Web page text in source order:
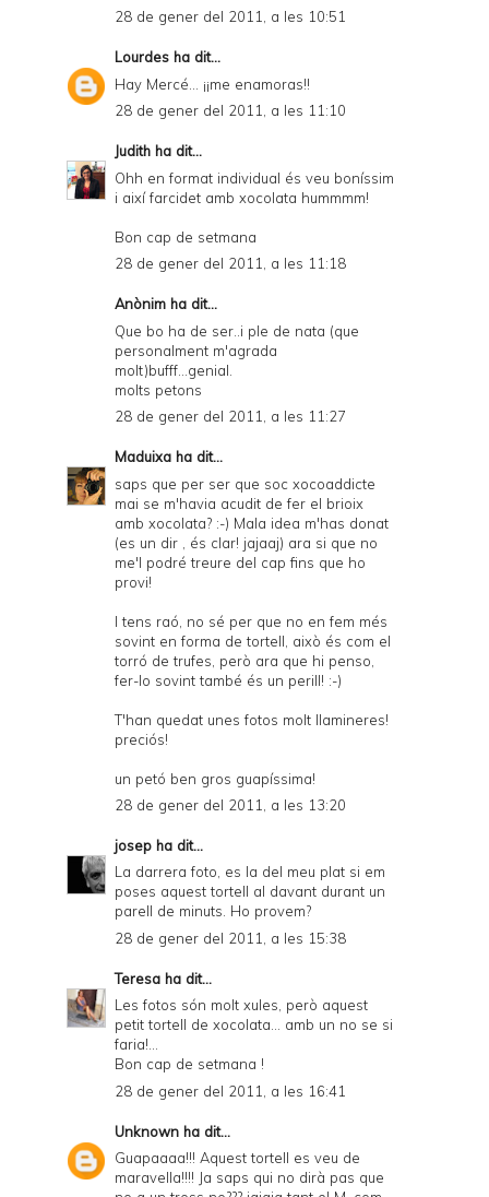
28 de gener del 2011, a les 10:51
Lourdes ha dit...
Hay Mercé... ¡¡me enamoras!!
28 de gener del 2011, a les 11:10
Judith ha dit...
Ohh en format individual és veu boníssim
i així farcidet amb xocolata hummmm!
Bon cap de setmana
28 de gener del 2011, a les 11:18
Anònim ha dit...
Que bo ha de ser..i ple de nata (que
personalment m'agrada
molt)bufff...genial.
molts petons
28 de gener del 2011, a les 11:27
Maduixa ha dit...
saps que per ser que soc xocoaddicte
mai se m'havia acudit de fer el brioix
amb xocolata? :-) Mala idea m'has donat
(es un dir , és clar! jajaaj) ara si que no
me'l podré treure del cap fins que ho
provi!
I tens raó, no sé per que no en fem més
sovint en forma de tortell, això és com el
torró de trufes, però ara que hi penso,
fer-lo sovint també és un perill! :-)
T'han quedat unes fotos molt llamineres!
preciós!
un petó ben gros guapíssima!
28 de gener del 2011, a les 13:20
josep ha dit...
La darrera foto, es la del meu plat si em
poses aquest tortell al davant durant un
parell de minuts. Ho provem?
28 de gener del 2011, a les 15:38
Teresa ha dit...
Les fotos són molt xules, però aquest
petit tortell de xocolata... amb un no se si
faria!...
Bon cap de setmana !
28 de gener del 2011, a les 16:41
Unknown ha dit...
Guapaaaa!!! Aquest tortell es veu de
maravella!!!! Ja saps qui no dirà pas que